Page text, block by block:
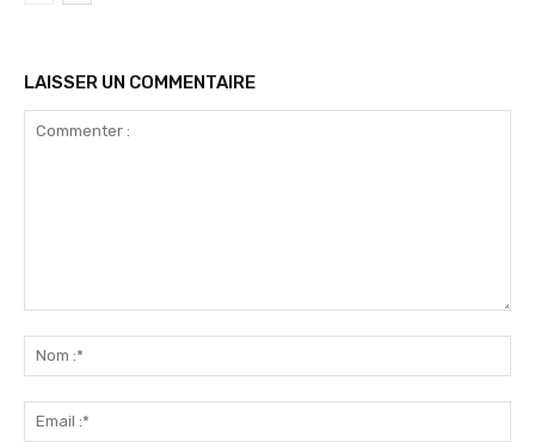
LAISSER UN COMMENTAIRE